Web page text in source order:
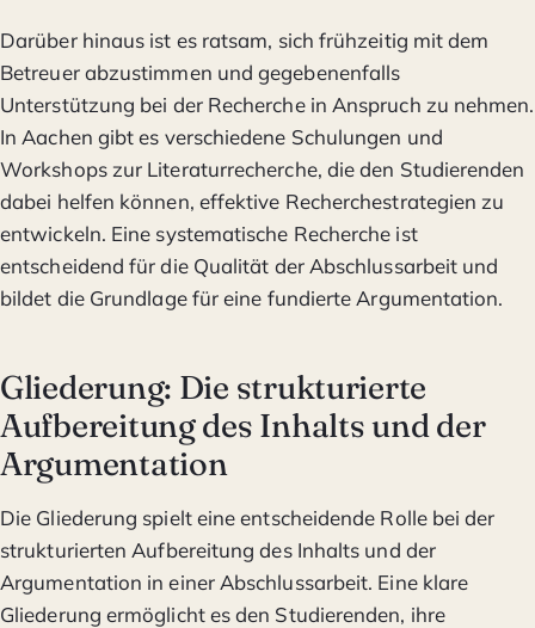
Darüber hinaus ist es ratsam, sich frühzeitig mit dem
Betreuer abzustimmen und gegebenenfalls
Unterstützung bei der Recherche in Anspruch zu nehmen.
In Aachen gibt es verschiedene Schulungen und
Workshops zur Literaturrecherche, die den Studierenden
dabei helfen können, effektive Recherchestrategien zu
entwickeln. Eine systematische Recherche ist
entscheidend für die Qualität der Abschlussarbeit und
bildet die Grundlage für eine fundierte Argumentation.
Gliederung: Die strukturierte
Aufbereitung des Inhalts und der
Argumentation
Die Gliederung spielt eine entscheidende Rolle bei der
strukturierten Aufbereitung des Inhalts und der
Argumentation in einer Abschlussarbeit. Eine klare
Gliederung ermöglicht es den Studierenden, ihre